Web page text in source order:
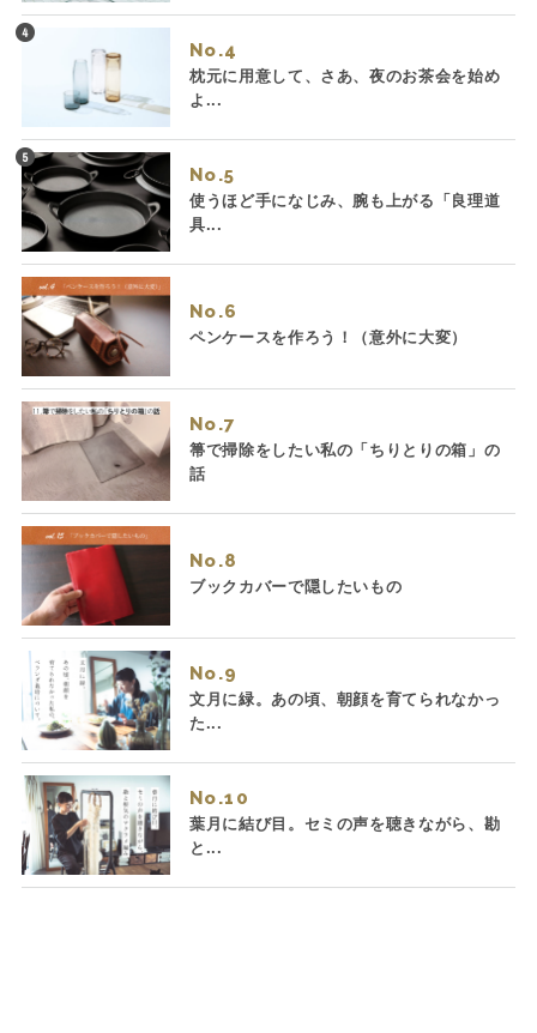
No.
枕元に用意して、さあ、夜のお茶会を始め
よ...
No.
使うほど手になじみ、腕も上がる「良理道
具...
No.
ペンケースを作ろう！（意外に大変）
No.
箒で掃除をしたい私の「ちりとりの箱」の
話
No.
ブックカバーで隠したいもの
No.
文月に緑。あの頃、朝顔を育てられなかっ
た...
No.
葉月に結び目。セミの声を聴きながら、勘
と...